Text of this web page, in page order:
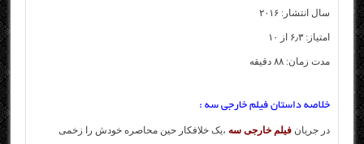
سال انتشار: ۲۰۱۶
امتیاز: ۶٫۳ از ۱۰
مدت زمان: ۸۸ دقیقه
خلاصه داستان فیلم خارجی سه :
در جریانفیلم خارجی سه ،یک خلافکار حین محاصره خودش را زخمی